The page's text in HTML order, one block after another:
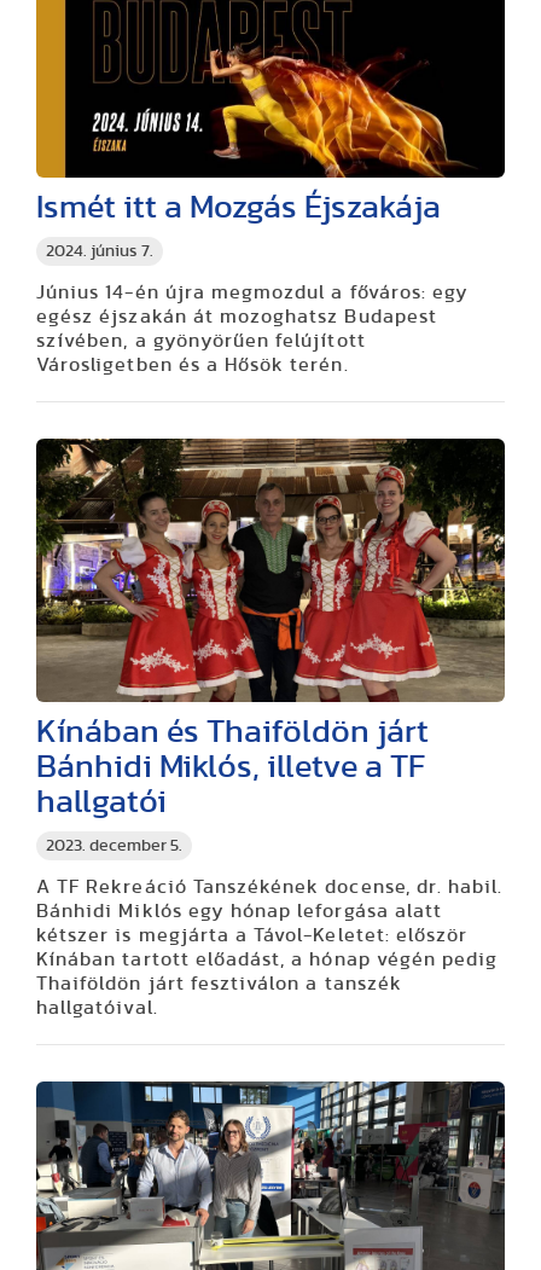
2024. június 7.
Ismét itt a Mozgás Éjszakája
Június 14-én újra megmozdul a főváros: egy
egész éjszakán át mozoghatsz Budapest
szívében, a gyönyörűen felújított
Városligetben és a Hősök terén.
2023. december 5.
Kínában és Thaiföldön járt
Bánhidi Miklós, illetve a TF
hallgatói
A TF Rekreáció Tanszékének docense, dr. habil.
Bánhidi Miklós egy hónap leforgása alatt
kétszer is megjárta a Távol-Keletet: először
Kínában tartott előadást, a hónap végén pedig
Thaiföldön járt fesztiválon a tanszék
hallgatóival.